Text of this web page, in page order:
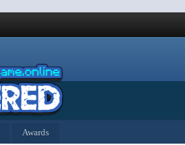
Awards